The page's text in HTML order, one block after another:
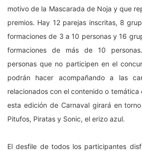
motivo de la Mascarada de Noja y que
premios. Hay 12 parejas inscritas, 8
formaciones de 3 a 10 personas y 16
formaciones de más de 10
personas que no participen en el
podrán hacer acompañando a las
relacionados con el contenido o temática
esta edición de Carnaval girará en
Pitufos, Piratas y Sonic, el erizo azul.
El desfile de todos los participantes